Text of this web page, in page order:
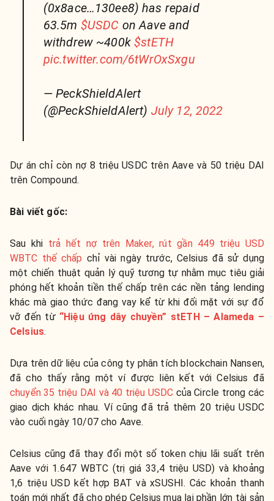
(0x8ace…130ee8) has repaid
63.5m $USDC on Aave and
withdrew ~400k$stETH
pic.twitter.com/6tWrOxSxgu
— PeckShieldAlert
(@PeckShieldAlert) July 12, 2022
Dự án chỉ còn nợ 8 triệu USDC trên Aave và 50 triệu DAI
trên Compound.
Bài viết gốc:
Sau khi trả hết nợ trên Maker, rút gần 449 triệu USD
WBTC thế chấp chỉ vài ngày trước, Celsius đã sử dụng
một chiến thuật quản lý quỹ tương tự nhằm mục tiêu giải
phóng hết khoản tiền thế chấp trên các nền tảng lending
khác mà giao thức đang vay kể từ khi đối mặt với sự đổ
vỡ đến từ “Hiệu ứng dây chuyền” stETH – Alameda –
Celsius.
Dựa trên dữ liệu của công ty phân tích blockchain Nansen,
đã cho thấy rằng một ví được liên kết với Celsius đã
chuyển 35 triệu DAI và 40 triệu USDC của Circle trong các
giao dịch khác nhau. Ví cũng đã trả thêm 20 triệu USDC
vào cuối ngày 10/07 cho Aave.
Celsius cũng đã thay đổi một số token chịu lãi suất trên
Aave với 1.647 WBTC (trị giá 33,4 triệu USD) và khoảng
1,6 triệu USD kết hợp BAT và xSUSHI. Các khoản thanh
toán mới nhất đã cho phép Celsius mua lại phần lớn tài sản